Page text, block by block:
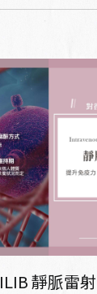
ILIB 靜脈雷射